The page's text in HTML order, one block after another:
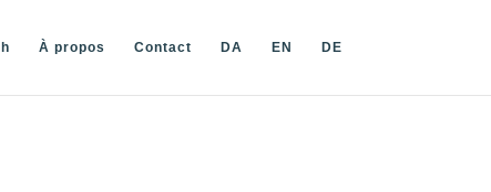
À propos Contact DA EN DE